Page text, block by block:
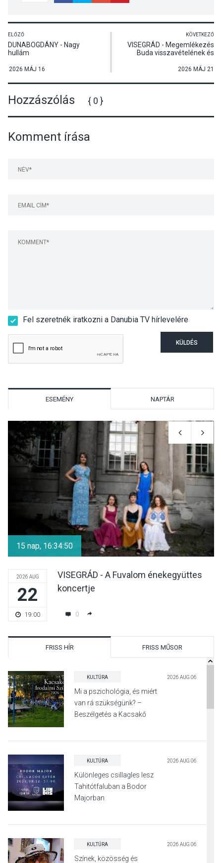
ELŐZŐ
DUNABOGDÁNY - Nagy
hullám
2026 MÁJ 16
KÖVETKEZŐ
VISEGRÁD - Megemlékezés
Buda visszavételének és
halálának évfordulóján
2026 MÁJ 21
Hozzászólás { 0 }
Komment írása
Fel szeretnék iratkozni a Danubia TV hírlevelére
KÜLDÉS
ESEMÉNY NAPTÁR
15 nap, 16:34:50
2026 AUG
22
19:00
VISEGRÁD - A Fuvalom énekegyüttes
koncertje
0
FRISS HÍR FRISS MŰSOR
KULTÚRA 2026 AUG 06
Mi a pszichológia, és miért
van rá szükségünk? –
Beszélgetés a Kacsakő
KULTÚRA 2026 AUG 06
Különleges csillagles lesz
Tahitótfaluban a Bodor
Majorban
KULTÚRA 2026 AUG 06
Színek, közösség és